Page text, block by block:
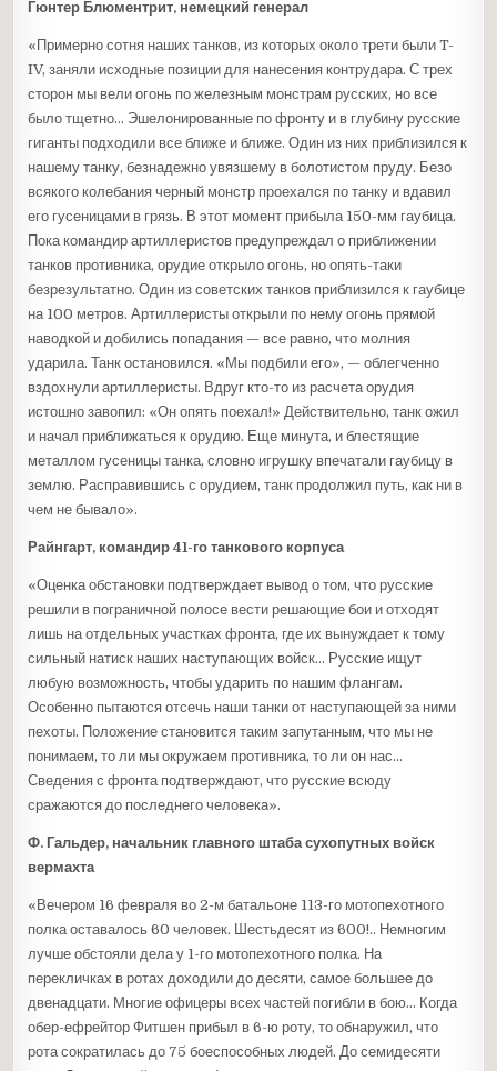
Гюнтер Блюментрит, немецкий генерал
«Примерно сотня наших танков, из которых около трети были T-
IV, заняли исходные позиции для нанесения контрудара. С трех
сторон мы вели огонь по железным монстрам русских, но все
было тщетно… Эшелонированные по фронту и в глубину русские
гиганты подходили все ближе и ближе. Один из них приблизился к
нашему танку, безнадежно увязшему в болотистом пруду. Безо
всякого колебания черный монстр проехался по танку и вдавил
его гусеницами в грязь. В этот момент прибыла 150-мм гаубица.
Пока командир артиллеристов предупреждал о приближении
танков противника, орудие открыло огонь, но опять-таки
безрезультатно. Один из советских танков приблизился к гаубице
на 100 метров. Артиллеристы открыли по нему огонь прямой
наводкой и добились попадания — все равно, что молния
ударила. Танк остановился. «Мы подбили его», — облегченно
вздохнули артиллеристы. Вдруг кто-то из расчета орудия
истошно завопил: «Он опять поехал!» Действительно, танк ожил
и начал приближаться к орудию. Еще минута, и блестящие
металлом гусеницы танка, словно игрушку впечатали гаубицу в
землю. Расправившись с орудием, танк продолжил путь, как ни в
чем не бывало».
Райнгарт, командир 41-го танкового корпуса
«Оценка обстановки подтверждает вывод о том, что русские
решили в пограничной полосе вести решающие бои и отходят
лишь на отдельных участках фронта, где их вынуждает к тому
сильный натиск наших наступающих войск… Русские ищут
любую возможность, чтобы ударить по нашим флангам.
Особенно пытаются отсечь наши танки от наступающей за ними
пехоты. Положение становится таким запутанным, что мы не
понимаем, то ли мы окружаем противника, то ли он нас…
Сведения с фронта подтверждают, что русские всюду
сражаются до последнего человека».
Ф. Гальдер, начальник главного штаба сухопутных войск
вермахта
«Вечером 16 февраля во 2-м батальоне 113-го мотопехотного
полка оставалось 60 человек. Шестьдесят из 600!.. Немногим
лучше обстояли дела у 1-го мотопехотного полка. На
перекличках в ротах доходили до десяти, самое большее до
двенадцати. Многие офицеры всех частей погибли в бою… Когда
обер-ефрейтор Фитшен прибыл в 6-ю роту, то обнаружил, что
рота сократилась до 75 боеспособных людей. До семидесяти